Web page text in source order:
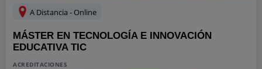
A Distancia - Online
MÁSTER EN TECNOLOGÍA E INNOVACIÓN
EDUCATIVA TIC
ACREDITACIONES